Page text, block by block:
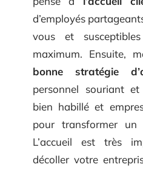
d’employés
vous et
maximum. Ensuite,
bonne stratégie
personnel souriant
bien habillé et
pour transformer un
L’accueil est très
décoller votre